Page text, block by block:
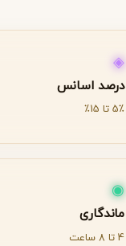
◈
درصد اسانس
5٪ تا 15٪
◉
ماندگاری
4 تا 8 ساعت